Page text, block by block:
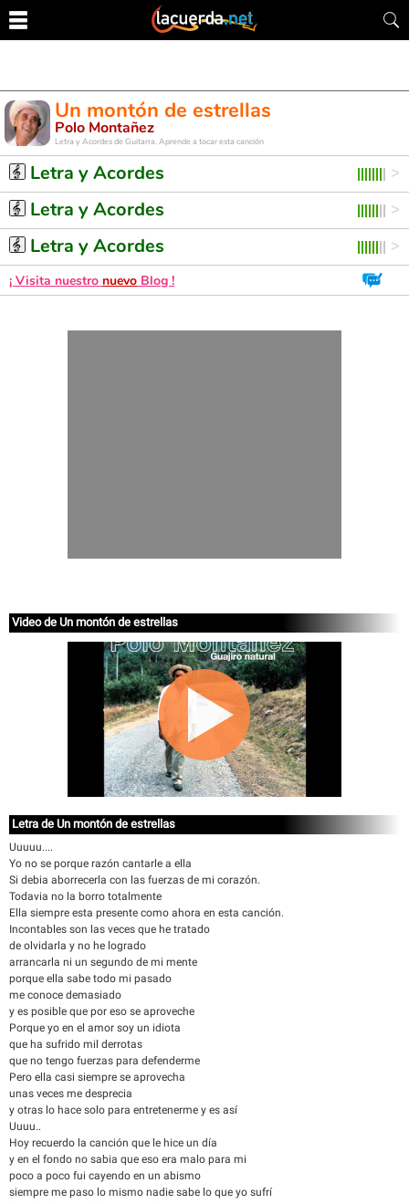
Un montón de estrellas
Polo Montañez
Letra y Acordes de Guitarra. Aprende a tocar esta canción
Letra y Acordes
Letra y Acordes
Letra y Acordes
¡ Visita nuestro nuevo Blog !
Video de Un montón de estrellas
Letra de Un montón de estrellas
Uuuuu....
Yo no se porque razón cantarle a ella
Si debia aborrecerla con las fuerzas de mi corazón.
Todavia no la borro totalmente
Ella siempre esta presente como ahora en esta canción.
Incontables son las veces que he tratado
de olvidarla y no he logrado
arrancarla ni un segundo de mi mente
porque ella sabe todo mi pasado
me conoce demasiado
y es posible que por eso se aproveche
Porque yo en el amor soy un idiota
que ha sufrido mil derrotas
que no tengo fuerzas para defenderme
Pero ella casi siempre se aprovecha
unas veces me desprecia
y otras lo hace solo para entretenerme y es así
Uuuu..
Hoy recuerdo la canción que le hice un día
y en el fondo no sabia que eso era malo para mi
poco a poco fui cayendo en un abismo
siempre me paso lo mismo nadie sabe lo que yo sufrí